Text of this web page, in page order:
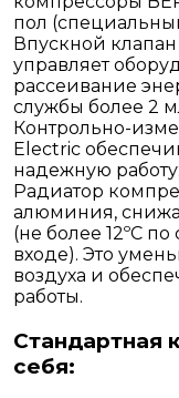
пол
Впускной
управляет
рассеивание
службы более 2
Контрольно-
Electric
надежную работу;
Радиатор
алюминия,
(не более 12ºС
входе). Это
воздуха и
работы.
Стандартная
себя: